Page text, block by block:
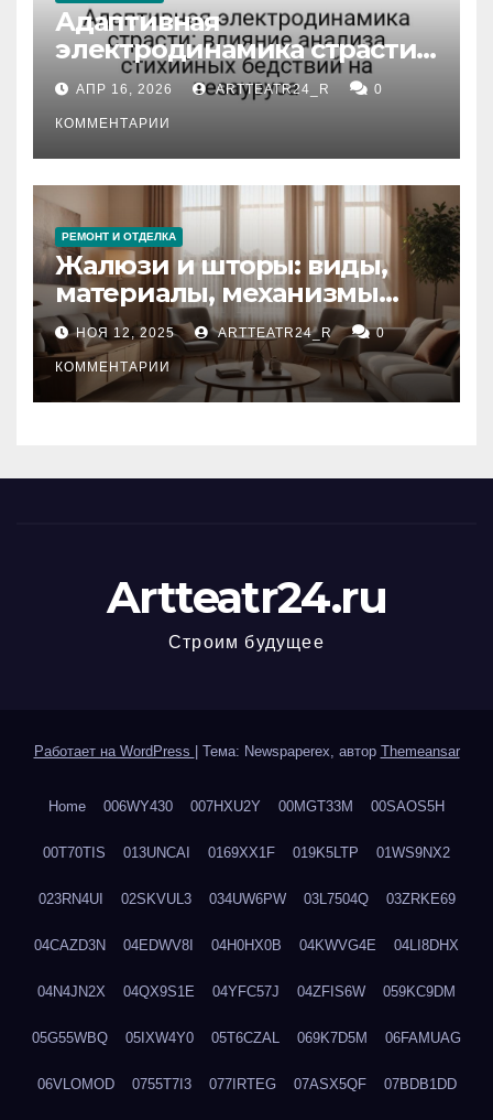
Адаптивная
электродинамика страсти:
влияние анализа
стихийных бедствий на
тезауруса
АПР 16, 2026 ARTTEATR24_R 0
КОММЕНТАРИИ
РЕМОНТ И ОТДЕЛКА
Жалюзи и шторы: виды,
материалы, механизмы
управления и уход
НОЯ 12, 2025 ARTTEATR24_R 0
КОММЕНТАРИИ
Artteatr24.ru
Строим будущее
Работает на WordPress Тема: Newspaperex, автор Themeansar
Home 006WY430 007HXU2Y 00MGT33M 00SAOS5H
00T70TIS 013UNCAI 0169XX1F 019K5LTP 01WS9NX2
023RN4UI 02SKVUL3 034UW6PW 03L7504Q 03ZRKE69
04CAZD3N 04EDWV8I 04H0HX0B 04KWVG4E 04LI8DHX
04N4JN2X 04QX9S1E 04YFC57J 04ZFIS6W 059KC9DM
05G55WBQ 05IXW4Y0 05T6CZAL 069K7D5M 06FAMUAG
06VLOMOD 0755T7I3 077IRTEG 07ASX5QF 07BDB1DD